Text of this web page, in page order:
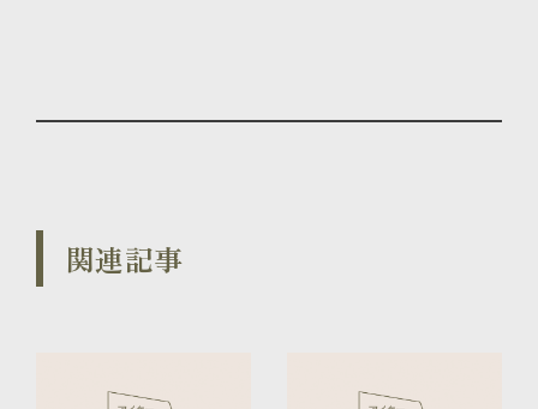
関連記事